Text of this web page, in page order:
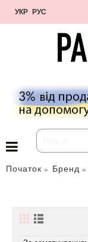
УКР РУС
Початок Бренд